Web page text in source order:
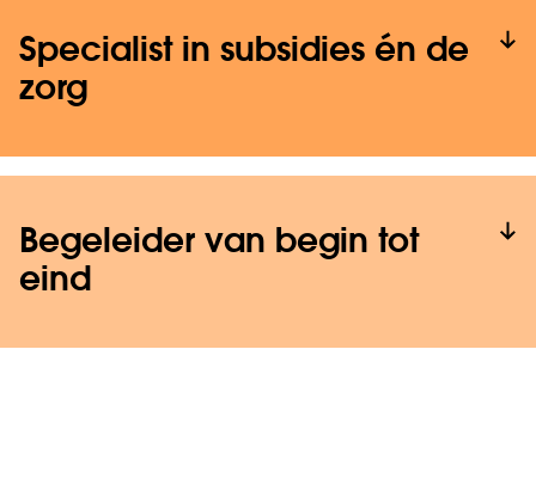
Specialist in subsidies én de
zorg
Begeleider van begin tot
eind